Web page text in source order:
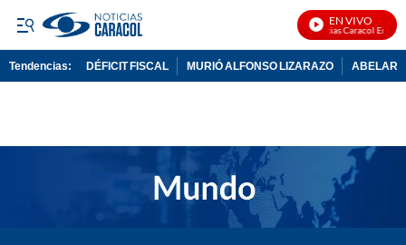
EN VIVO
Noticias Caracol En Vivo
Tendencias: DÉFICIT FISCAL MURIÓ ALFONSO LIZARAZO